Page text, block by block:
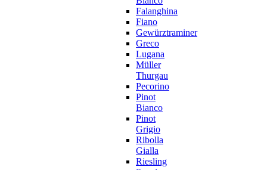
Falanghina
Fiano
Gewürztraminer
Greco
Lugana
Müller
Thurgau
Pecorino
Pinot
Bianco
Pinot
Grigio
Ribolla
Gialla
Riesling